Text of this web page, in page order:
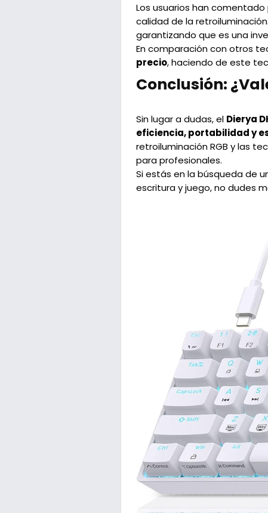
Los usuarios han
calidad de la
garantizando que es una
En comparación con otros
precio, haciendo de este
Conclusión:
Sin lugar a dudas, el Dierya
eficiencia, portabilidad y
retroiluminación RGB y las
para profesionales.
Si estás en la búsqueda de
escritura y juego, no dudes